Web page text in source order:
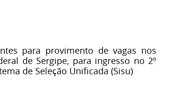
para provimento de vagas nos
de Sergipe, para ingresso no 2º
de Seleção Unificada (Sisu)